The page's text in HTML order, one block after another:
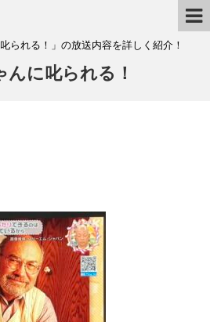
られる！」の放送内容を詳しく紹介！
んに叱られる！